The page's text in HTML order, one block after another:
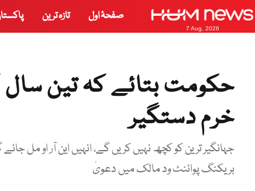
7 Aug, 2026
صفحۂ اول تازہ ترین
حکومت بتائے کہ تین
خرم دستگیر
جہانگیر ترین کو کچھ نہیں کریں گے، انہیں این آر او مل جائے
بریکنگ پوائنٹ ود مالک میں دعویٰ